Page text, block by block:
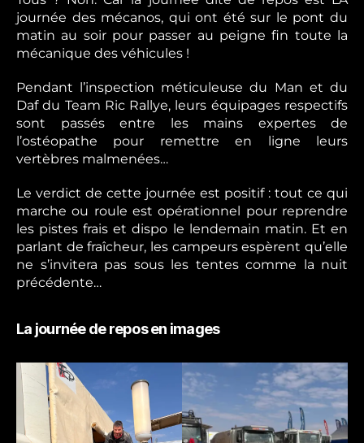
journée des mécanos, qui ont été sur le pont du
matin au soir pour passer au peigne fin toute la
mécanique des véhicules !
Pendant l’inspection méticuleuse du Man et du
Daf du Team Ric Rallye, leurs équipages respectifs
sont passés entre les mains expertes de
l’ostéopathe pour remettre en ligne leurs
vertèbres malmenées…
Le verdict de cette journée est positif : tout ce qui
marche ou roule est opérationnel pour reprendre
les pistes frais et dispo le lendemain matin. Et en
parlant de fraîcheur, les campeurs espèrent qu’elle
ne s’invitera pas sous les tentes comme la nuit
précédente…
La journée de repos en images